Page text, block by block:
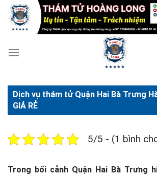
qua
Dịch vụ thám tử Quận Hai Bà Trưng
GIÁ RẺ
5/5 - (1 bình
Trong bối cảnh Quận Hai Bà Trưng